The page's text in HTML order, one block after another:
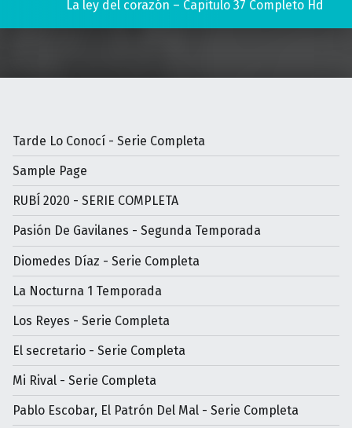
La ley del corazón – Capitulo 37 Completo Hd
Tarde Lo Conocí - Serie Completa
Sample Page
RUBÍ 2020 - SERIE COMPLETA
Pasión De Gavilanes - Segunda Temporada
Diomedes Díaz - Serie Completa
La Nocturna 1 Temporada
Los Reyes - Serie Completa
El secretario - Serie Completa
Mi Rival - Serie Completa
Pablo Escobar, El Patrón Del Mal - Serie Completa